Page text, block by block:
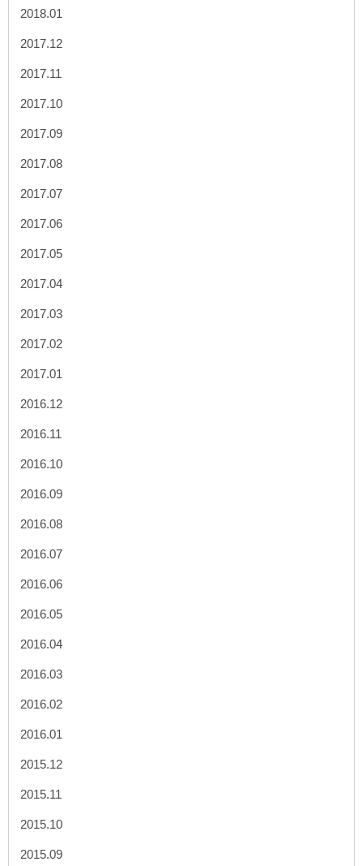
2018.01
2017.12
2017.11
2017.10
2017.09
2017.08
2017.07
2017.06
2017.05
2017.04
2017.03
2017.02
2017.01
2016.12
2016.11
2016.10
2016.09
2016.08
2016.07
2016.06
2016.05
2016.04
2016.03
2016.02
2016.01
2015.12
2015.11
2015.10
2015.09